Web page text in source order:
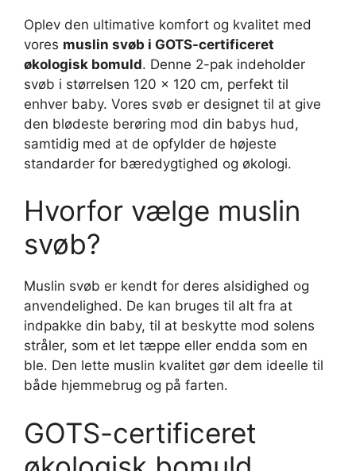
Oplev den ultimative komfort og kvalitet med
vores muslin svøb i GOTS-certificeret
økologisk bomuld. Denne 2-pak indeholder
svøb i størrelsen 120 x 120 cm, perfekt til
enhver baby. Vores svøb er designet til at give
den blødeste berøring mod din babys hud,
samtidig med at de opfylder de højeste
standarder for bæredygtighed og økologi.
Hvorfor vælge muslin
svøb?
Muslin svøb er kendt for deres alsidighed og
anvendelighed. De kan bruges til alt fra at
indpakke din baby, til at beskytte mod solens
stråler, som et let tæppe eller endda som en
ble. Den lette muslin kvalitet gør dem ideelle til
både hjemmebrug og på farten.
GOTS-certificeret